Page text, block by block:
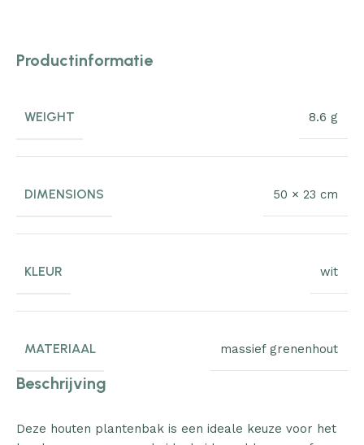
Productinformatie
WEIGHT 8.6 g
DIMENSIONS 50 × 23 cm
KLEUR wit
MATERIAAL massief grenenhout
Beschrijving
Deze houten plantenbak is een ideale keuze voor het